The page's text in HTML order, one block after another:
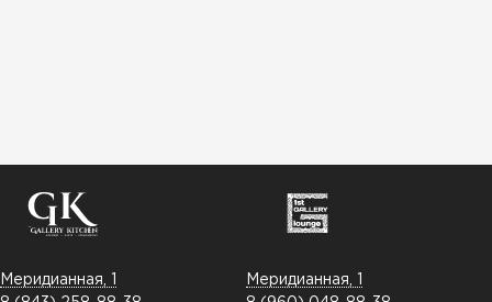
Меридианная, 1
Меридианная, 1